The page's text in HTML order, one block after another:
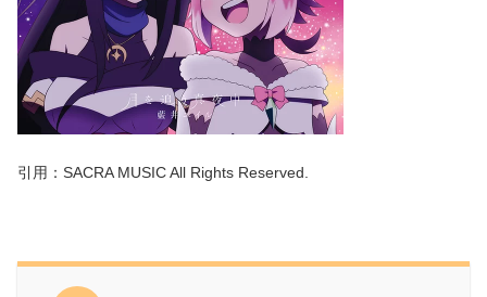
引用：SACRA MUSIC All Rights Reserved.